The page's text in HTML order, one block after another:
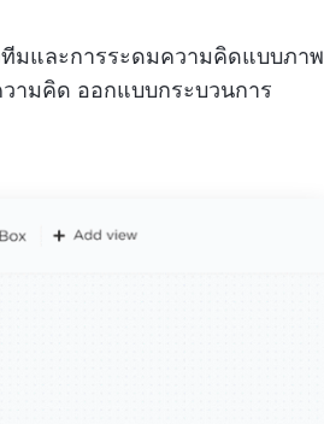
มและการระดมความคิดแบบภาพ
ามคิด ออกแบบกระบวนการ